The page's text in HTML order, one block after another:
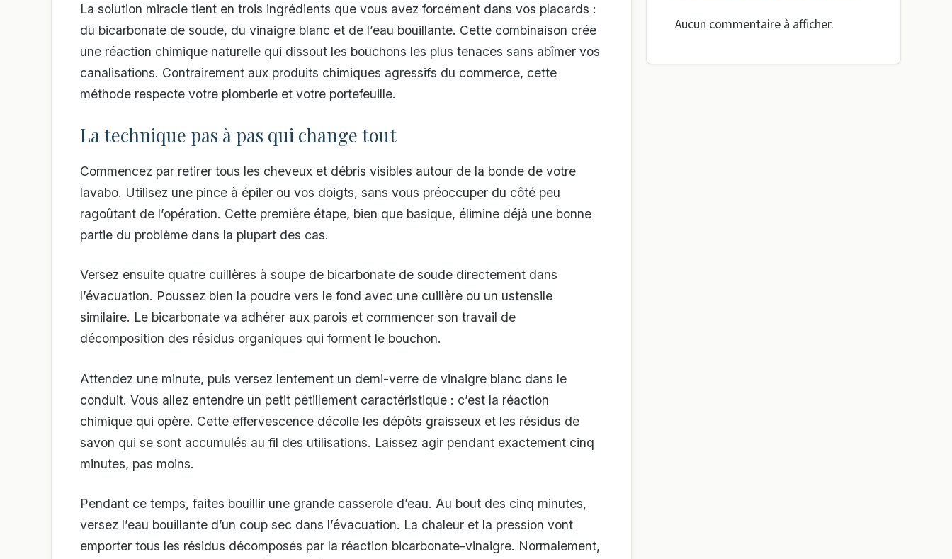
La solution miracle tient en trois ingrédients que vous avez forcément dans vos placards :
du bicarbonate de soude, du vinaigre blanc et de l’eau bouillante. Cette combinaison crée
une réaction chimique naturelle qui dissout les bouchons les plus tenaces sans abîmer vos
canalisations. Contrairement aux produits chimiques agressifs du commerce, cette
méthode respecte votre plomberie et votre portefeuille.
La technique pas à pas qui change tout
Commencez par retirer tous les cheveux et débris visibles autour de la bonde de votre
lavabo. Utilisez une pince à épiler ou vos doigts, sans vous préoccuper du côté peu
ragoûtant de l’opération. Cette première étape, bien que basique, élimine déjà une bonne
partie du problème dans la plupart des cas.
Versez ensuite quatre cuillères à soupe de bicarbonate de soude directement dans
l’évacuation. Poussez bien la poudre vers le fond avec une cuillère ou un ustensile
similaire. Le bicarbonate va adhérer aux parois et commencer son travail de
décomposition des résidus organiques qui forment le bouchon.
Attendez une minute, puis versez lentement un demi-verre de vinaigre blanc dans le
conduit. Vous allez entendre un petit pétillement caractéristique : c’est la réaction
chimique qui opère. Cette effervescence décolle les dépôts graisseux et les résidus de
savon qui se sont accumulés au fil des utilisations. Laissez agir pendant exactement cinq
minutes, pas moins.
Pendant ce temps, faites bouillir une grande casserole d’eau. Au bout des cinq minutes,
versez l’eau bouillante d’un coup sec dans l’évacuation. La chaleur et la pression vont
emporter tous les résidus décomposés par la réaction bicarbonate-vinaigre. Normalement,
Aucun commentaire à afficher.